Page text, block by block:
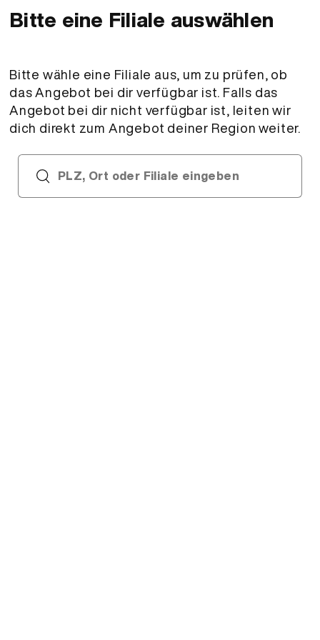
Bitte eine Filiale auswählen
Bitte wähle eine Filiale aus, um zu prüfen, ob
das Angebot bei dir verfügbar ist. Falls das
Angebot bei dir nicht verfügbar ist, leiten wir
dich direkt zum Angebot deiner Region weiter.